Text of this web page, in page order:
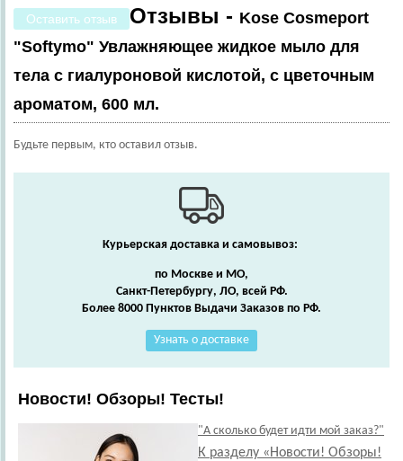
Оставить отзыв Отзывы - Kose Cosmeport
"Softymo" Увлажняющее жидкое мыло для
тела с гиалуроновой кислотой, с цветочным
ароматом, 600 мл.
Будьте первым, кто оставил отзыв.
Курьерская доставка и самовывоз:
по Москве и МО,
Санкт-Петербургу, ЛО, всей РФ.
Более 8000 Пунктов Выдачи Заказов по РФ.
Узнать о доставке
Новости! Обзоры! Тесты!
"А сколько будет идти мой заказ?"
К разделу «Новости! Обзоры!